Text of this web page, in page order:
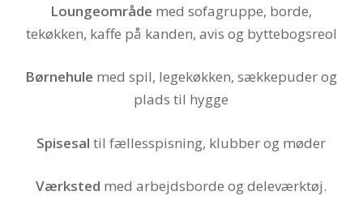
Loungeområde med sofagruppe, borde,
tekøkken, kaffe på kanden, avis og byttebogsreol
Børnehule med spil, legekøkken, sækkepuder og
plads til hygge
Spisesal til fællesspisning, klubber og møder
Værksted med arbejdsborde og deleværktøj.